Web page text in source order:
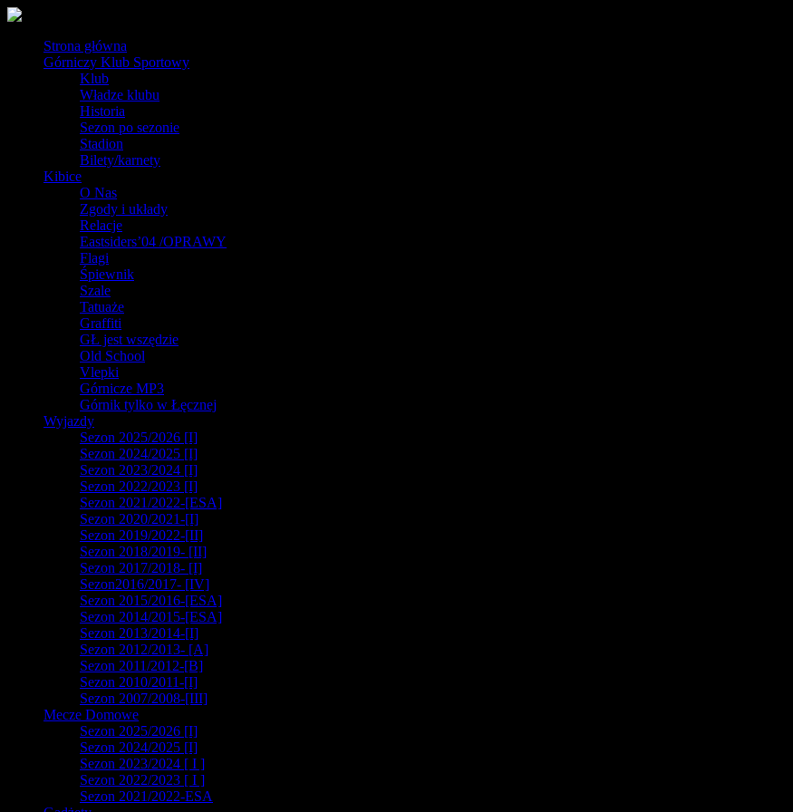
Strona główna
Górniczy Klub Sportowy
Klub
Władze klubu
Historia
Sezon po sezonie
Stadion
Bilety/karnety
Kibice
O Nas
Zgody i układy
Relacje
Eastsiders’04 /OPRAWY
Flagi
Śpiewnik
Szale
Tatuaże
Graffiti
GŁ jest wszędzie
Old School
Vlepki
Górnicze MP3
Górnik tylko w Łęcznej
Wyjazdy
Sezon 2025/2026 [I]
Sezon 2024/2025 [I]
Sezon 2023/2024 [I]
Sezon 2022/2023 [I]
Sezon 2021/2022-[ESA]
Sezon 2020/2021-[I]
Sezon 2019/2022-[II]
Sezon 2018/2019- [II]
Sezon 2017/2018- [I]
Sezon2016/2017- [IV]
Sezon 2015/2016-[ESA]
Sezon 2014/2015-[ESA]
Sezon 2013/2014-[I]
Sezon 2012/2013- [A]
Sezon 2011/2012-[B]
Sezon 2010/2011-[I]
Sezon 2007/2008-[III]
Mecze Domowe
Sezon 2025/2026 [I]
Sezon 2024/2025 [I]
Sezon 2023/2024 [ I ]
Sezon 2022/2023 [ I ]
Sezon 2021/2022-ESA